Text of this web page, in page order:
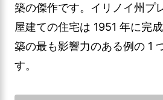
築の傑作です。イリノイ州プ
屋建ての住宅は 1951 年に完
築の最も影響力のある例の 1
す。